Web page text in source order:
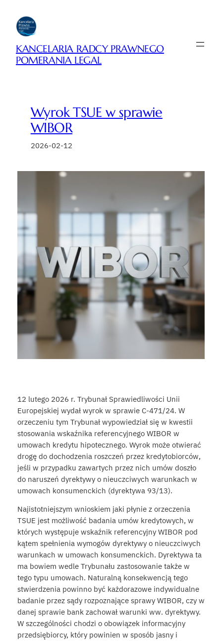
treści
KANCELARIA RADCY PRAWNEGO
POMERANIA LEGAL
Wyrok TSUE w sprawie
WIBOR
2026-02-12
12 lutego 2026 r. Trybunał Sprawiedliwości Unii
Europejskiej wydał wyrok w sprawie C-471/24. W
orzeczeniu tym Trybunał wypowiedział się w kwestii
stosowania wskaźnika referencyjnego WIBOR w
umowach kredytu hipotecznego. Wyrok może otwierać
drogę do dochodzenia roszczeń przez kredytobiorców,
jeśli w przypadku zawartych przez nich umów doszło
do naruszeń dyrektywy o nieuczciwych warunkach w
umowach konsumenckich (dyrektywa 93/13).
Najistotniejszym wnioskiem jaki płynie z orzeczenia
TSUE jest możliwość badania umów kredytowych, w
których występuje wskaźnik referencyjny WIBOR pod
kątem spełnienia wymogów dyrektywy o nieuczciwych
warunkach w umowach konsumenckich. Dyrektywa ta
ma bowiem wedle Trybunału zastosowanie także w
tego typu umowach. Naturalną konsekwencją tego
stwierdzenia powinno być każdorazowe indywidualne
badanie przez sądy rozpoznające sprawy WIBOR, czy w
danej sprawie bank zachował warunki ww. dyrektywy.
W szczególności chodzi o obowiązek informacyjny
przedsiębiorcy, który powinien w sposób jasny i